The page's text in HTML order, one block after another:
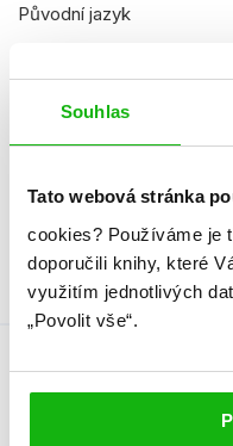
Souhlas
Tato webová stránka
cookies? Používáme je
doporučili knihy, které
využitím jednotlivých
„Povolit vše“.
Původní jazyk
Věk od
Typ
Vazba